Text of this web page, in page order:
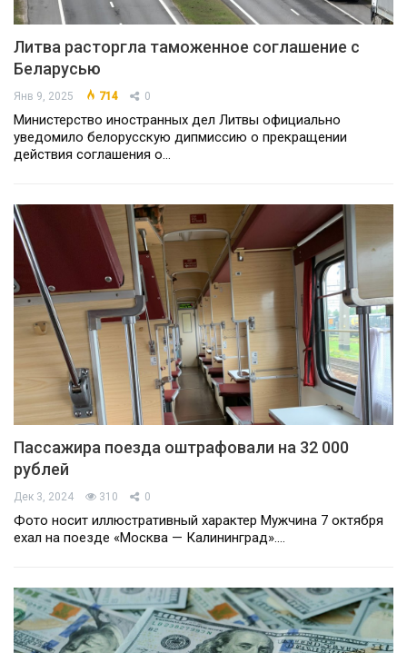
Литва расторгла таможенное соглашение с
Беларусью
Янв 9, 2025 714 0
Министерство иностранных дел Литвы официально
уведомило белорусскую дипмиссию о прекращении
действия соглашения о…
Пассажира поезда оштрафовали на 32 000
рублей
Дек 3, 2024 310 0
Фото носит иллюстративный характер Мужчина 7 октября
ехал на поезде «Москва — Калининград».…